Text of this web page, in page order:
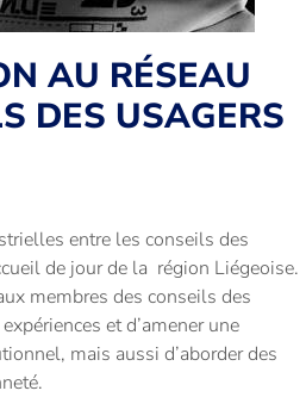
AU RÉSEAU
DES USAGERS
entre les conseils des
de jour de la région Liégeoise.
membres des conseils des
et d’amener une
mais aussi d’aborder des